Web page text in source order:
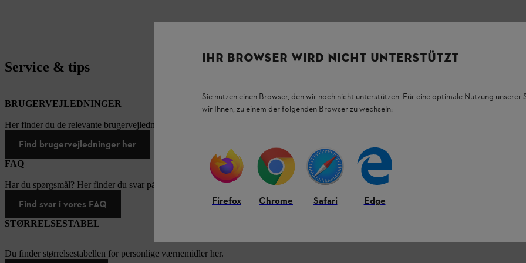
Service & tips
BRUGERVEJLEDNINGER
Her finder du de relevante brugervejledninger til vores STIHL-produkter.
Find brugervejledninger her
FAQ
Har du spørgsmål? Her finder du svar på de oftest stillede spørgsmål.
Find svar i vores FAQ
STØRRELSESTABEL
Du finder størrelsestabellen for personlige værnemidler her.
IHR BROWSER WIRD NICHT UNTERSTÜTZT
Sie nutzen einen Browser, den wir noch nicht unterstützen. Für eine optimale Nutzung unserer
wir Ihnen, zu einem der folgenden Browser zu wechseln:
Firefox Chrome Safari Edge